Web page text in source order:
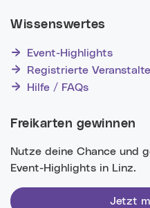
Wissenswertes
Event-Highlights
Registrierte
Hilfe / FAQs
Freikarten gewinnen
Nutze deine Chance und
Event-Highlights in Linz.
Jetzt